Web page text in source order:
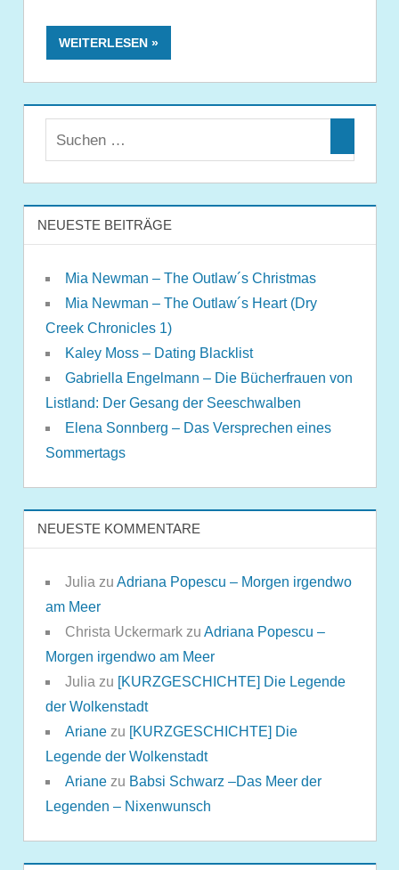
WEITERLESEN
NEUESTE BEITRÄGE
Mia Newman – The Outlaw´s Christmas
Mia Newman – The Outlaw´s Heart (Dry
Creek Chronicles 1)
Kaley Moss – Dating Blacklist
Gabriella Engelmann – Die Bücherfrauen von
Listland: Der Gesang der Seeschwalben
Elena Sonnberg – Das Versprechen eines
Sommertags
NEUESTE KOMMENTARE
Julia zu Adriana Popescu – Morgen irgendwo
am Meer
Christa Uckermarkzu Adriana Popescu –
Morgen irgendwo am Meer
Julia zu [KURZGESCHICHTE] Die Legende
der Wolkenstadt
Arianezu [KURZGESCHICHTE] Die
Legende der Wolkenstadt
Arianezu Babsi Schwarz –Das Meer der
Legenden – Nixenwunsch